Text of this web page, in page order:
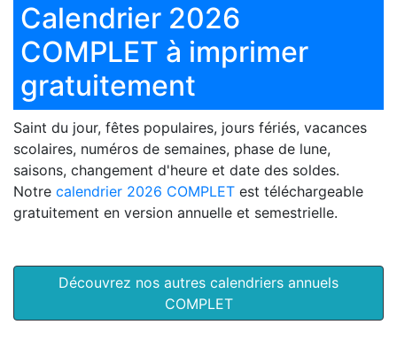
Calendrier 2026
COMPLET à imprimer
gratuitement
Saint du jour, fêtes populaires, jours fériés, vacances
scolaires, numéros de semaines, phase de lune,
saisons, changement d'heure et date des soldes.
Notre calendrier 2026 COMPLET est téléchargeable
gratuitement en version annuelle et semestrielle.
Découvrez nos autres calendriers annuels
COMPLET